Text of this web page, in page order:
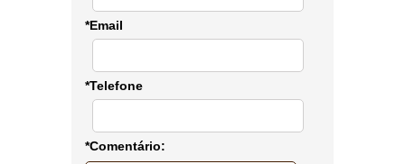
*Email
*Telefone
*Comentário: